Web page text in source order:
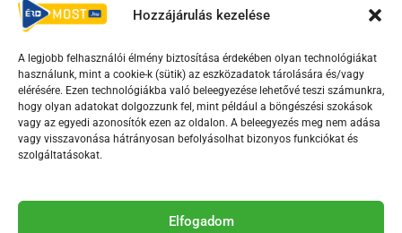
Hozzájárulás kezelése
A legjobb felhasználói élmény biztosítása érdekében olyan technológiákat
használunk, mint a cookie-k (sütik) az eszközadatok tárolására és/vagy
elérésére. Ezen technológiákba való beleegyezése lehetővé teszi számunkra,
hogy olyan adatokat dolgozzunk fel, mint például a böngészési szokások
vagy az egyedi azonosítók ezen az oldalon. A beleegyezés meg nem adása
vagy visszavonása hátrányosan befolyásolhat bizonyos funkciókat és
szolgáltatásokat.
Elfogadom
F
a
c
e
b
o
Y
o
u
t
u
e
T
i
k
t
Az Érd Média médiaszolgáltatási tevékenységét a
Médiatanács a Magyar Média Mecenatúra program